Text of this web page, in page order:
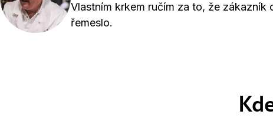
Vlastním krkem ručím za to, že
řemeslo.